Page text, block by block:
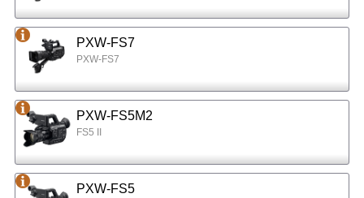
PXW-FS7
PXW-FS7
PXW-FS5M2
FS5 II
PXW-FS5